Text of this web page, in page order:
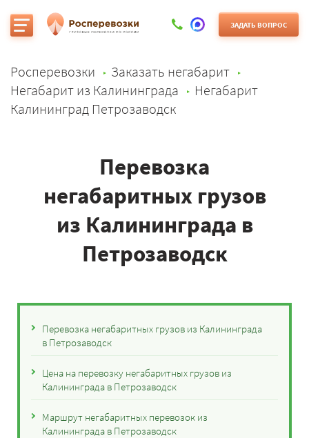
ЗАДАТЬ ВОПРОС
Росперевозки
Заказать негабарит
Негабарит из Калининграда
Негабарит
Калининград Петрозаводск
Перевозка
негабаритных грузов
из Калининграда в
Петрозаводск
Перевозка негабаритных грузов из Калининграда
в Петрозаводск
Цена на перевозку негабаритных грузов из
Калининграда в Петрозаводск
Маршрут негабаритных перевозок из
Калининграда в Петрозаводск